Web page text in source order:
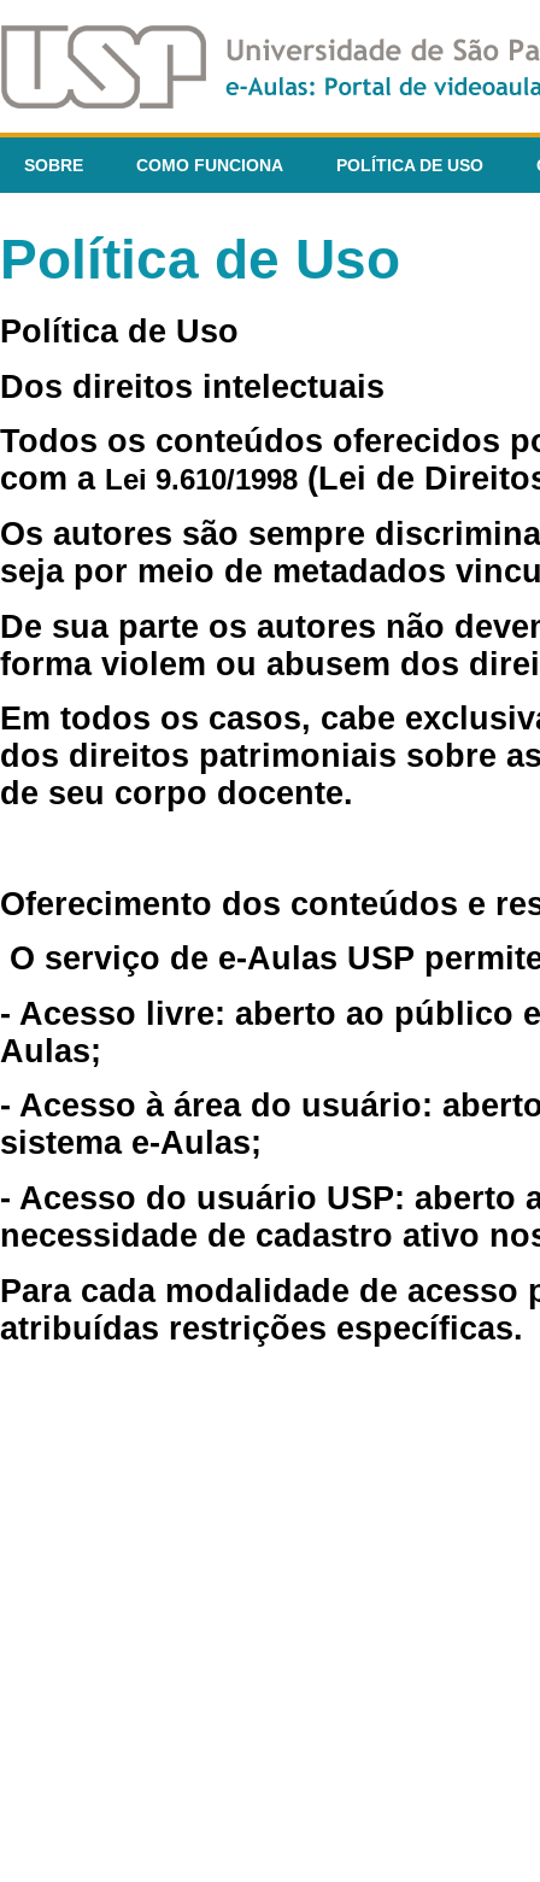
SOBRE COMO FUNCIONA POLÍTICA DE USO
Política de Uso
Política de Uso
Dos direitos intelectuais
Todos os conteúdos oferecidos
com a Lei 9.610/1998 (Lei de
Os autores são sempre
seja por meio de metadados
De sua parte os autores não
forma violem ou abusem dos
Em todos os casos, cabe
dos direitos patrimoniais sobre
de seu corpo docente.
Oferecimento dos conteúdos e
O serviço de e-Aulas USP
- Acesso livre: aberto ao público
Aulas;
- Acesso à área do usuário:
sistema e-Aulas;
- Acesso do usuário USP: aberto
necessidade de cadastro ativo
Para cada modalidade de
atribuídas restrições específicas.